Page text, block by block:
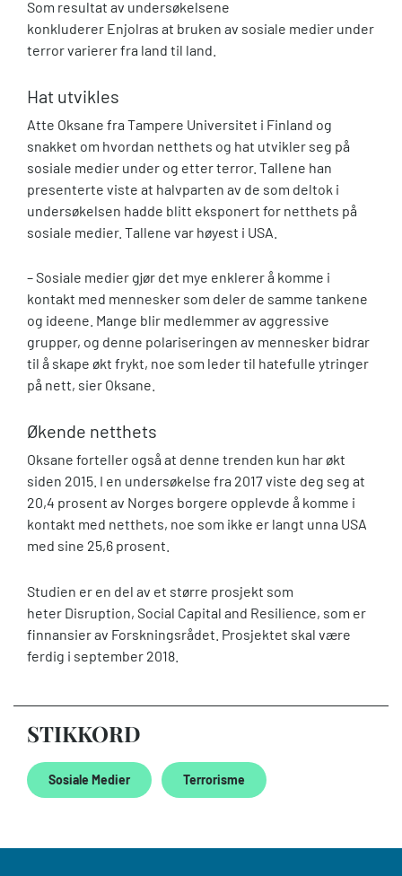
Som resultat av undersøkelsene
konkluderer Enjolras at bruken av sosiale medier under
terror varierer fra land til land.
Hat utvikles
Atte Oksane fra Tampere Universitet i Finland og
snakket om hvordan netthets og hat utvikler seg på
sosiale medier under og etter terror. Tallene han
presenterte viste at halvparten av de som deltok i
undersøkelsen hadde blitt eksponert for netthets på
sosiale medier. Tallene var høyest i USA.
– Sosiale medier gjør det mye enklerer å komme i
kontakt med mennesker som deler de samme tankene
og ideene. Mange blir medlemmer av aggressive
grupper, og denne polariseringen av mennesker bidrar
til å skape økt frykt, noe som leder til hatefulle ytringer
på nett, sier Oksane.
Økende netthets
Oksane forteller også at denne trenden kun har økt
siden 2015. I en undersøkelse fra 2017 viste deg seg at
20,4 prosent av Norges borgere opplevde å komme i
kontakt med netthets, noe som ikke er langt unna USA
med sine 25,6 prosent.
Studien er en del av et større prosjekt som
heter Disruption, Social Capital and Resilience, som er
finnansier av Forskningsrådet. Prosjektet skal være
ferdig i september 2018.
STIKKORD
Sosiale Medier Terrorisme